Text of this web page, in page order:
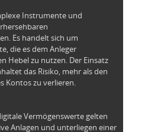
Instrumente und
Es handelt sich um
die es dem Anleger
Hebel zu nutzen. Der Einsatz
das Risiko, mehr als den
Kontos zu verlieren.
Vermögenswerte gelten
Anlagen und unterliegen einer